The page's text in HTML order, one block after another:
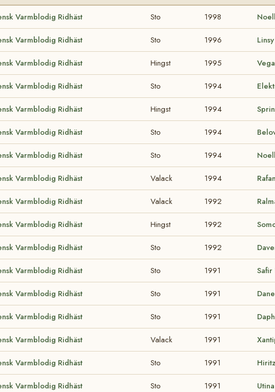
Varmblodig Ridhäst Sto 1998
Varmblodig Ridhäst Sto 1996 Linsy
Varmblodig Ridhäst Hingst 1995
Varmblodig Ridhäst Sto 1994
Varmblodig Ridhäst Hingst 1994
Varmblodig Ridhäst Sto 1994
Varmblodig Ridhäst Sto 1994
Varmblodig Ridhäst Valack 1994
Varmblodig Ridhäst Valack 1992
Varmblodig Ridhäst Hingst 1992
Varmblodig Ridhäst Sto 1992
Varmblodig Ridhäst Sto 1991 Safir
Varmblodig Ridhäst Sto 1991
Varmblodig Ridhäst Sto 1991
Varmblodig Ridhäst Valack 1991
Varmblodig Ridhäst Sto 1991
Varmblodig Ridhäst Sto 1991